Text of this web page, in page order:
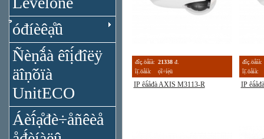
̉óđíèêạ̊û
Ñèṇ̃ǻà êîị́đîëÿ
äîṇ̃óïà
UnitECO
Áèî́ạ̊đè÷åñêèå
đîç.öåíà: 21338 đ.
îị̈.öåíà:
ọ́î÷íẹ̀ü
IP êà́åđà AXIS M3113-R
đîç.öåíà:
îị̈.öåíà:
IP